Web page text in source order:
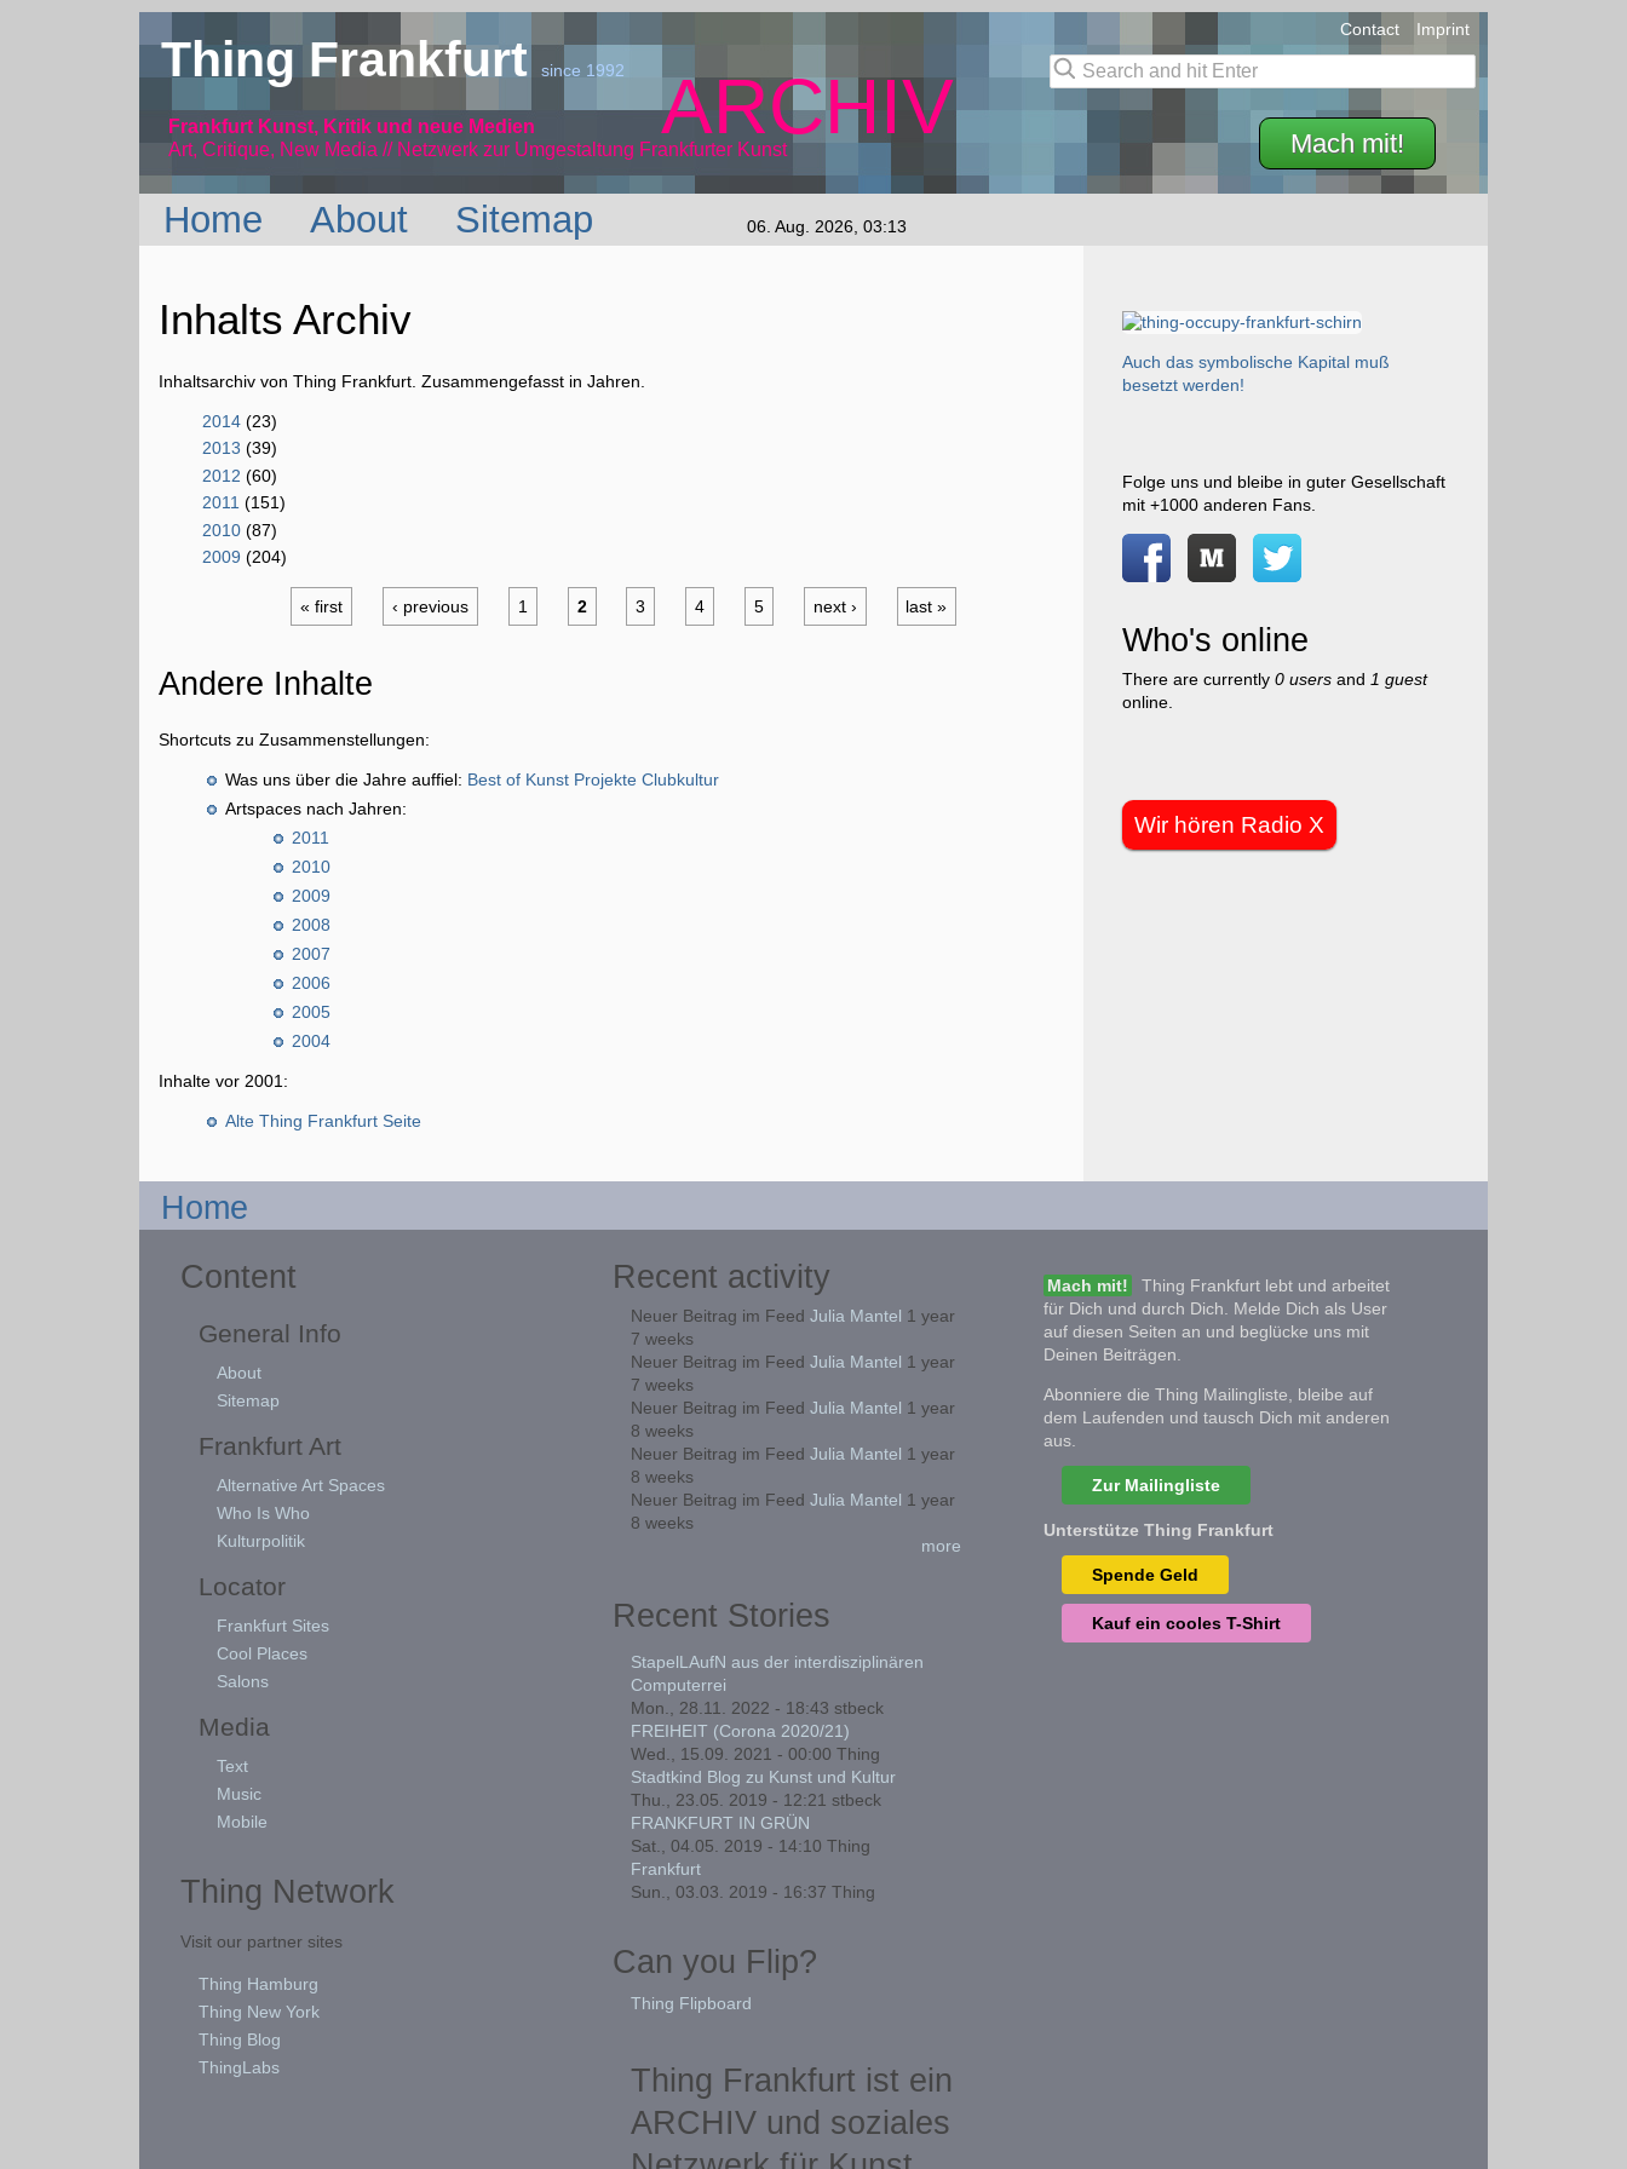
Thing Frankfurtsince 1992
Frankfurt Kunst, Kritik und neue Medien
Art, Critique, New Media // Netzwerk
ARCHIV
zur Umgestaltung Frankfurter Kunst Mach mit!
Contact Imprint
Home About Sitemap 06. Aug. 2026, 03:13
Inhalts Archiv
Inhaltsarchiv von Thing Frankfurt. Zusammengefasst in Jahren.
2014 (23)
2013 (39)
2012 (60)
2011 (151)
2010 (87)
2009 (204)
« first ‹ previous 1 2 3 4 5 next › last »
Andere Inhalte
Shortcuts zu Zusammenstellungen:
Was uns über die Jahre auffiel: Best of Kunst Projekte Clubkultur
Artspaces nach Jahren:
2011
2010
2009
2008
2007
2006
2005
2004
Inhalte vor 2001:
Alte Thing Frankfurt Seite
Auch das symbolische Kapital muß
besetzt werden!
Folge uns und bleibe in guter Gesellschaft
mit +1000 anderen Fans.
Who's online
There are currently 0 usersand 1 guest
online.
Wir hören Radio X
Home
Content
General Info
About
Sitemap
Frankfurt Art
Alternative Art Spaces
Who Is Who
Kulturpolitik
Locator
Frankfurt Sites
Cool Places
Salons
Media
Text
Music
Mobile
Thing Network
Visit our partner sites
Thing Hamburg
Thing New York
Thing Blog
ThingLabs
Recent activity
Neuer Beitrag im Feed Julia Mantel 1 year
7 weeks
Neuer Beitrag im Feed Julia Mantel 1 year
7 weeks
Neuer Beitrag im Feed Julia Mantel 1 year
8 weeks
Neuer Beitrag im Feed Julia Mantel 1 year
8 weeks
Neuer Beitrag im Feed Julia Mantel 1 year
8 weeks
more
Recent Stories
StapelLAufN aus der interdisziplinären
Computerrei
Mon., 28.11. 2022 - 18:43 stbeck
FREIHEIT (Corona 2020/21)
Wed., 15.09. 2021 - 00:00 Thing
Stadtkind Blog zu Kunst und Kultur
Thu., 23.05. 2019 - 12:21 stbeck
FRANKFURT IN GRÜN
Sat., 04.05. 2019 - 14:10 Thing
Frankfurt
Sun., 03.03. 2019 - 16:37 Thing
Can you Flip?
Thing Flipboard
Thing Frankfurt ist ein
ARCHIV und soziales
Mach mit!
Thing Frankfurt lebt und arbeitet
für Dich und durch Dich. Melde Dich als User
auf diesen Seiten an und beglücke uns mit
Deinen Beiträgen.
Abonniere die Thing Mailingliste, bleibe auf
dem Laufenden und tausch Dich mit anderen
aus.
Zur Mailingliste
Unterstütze Thing Frankfurt
Spende Geld
Kauf ein cooles T-Shirt